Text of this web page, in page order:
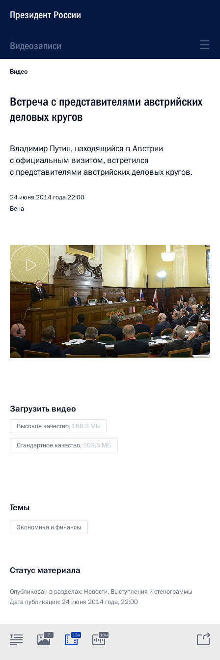
Президент России
Видеозаписи
Видео
Встреча с представителями австрийских
деловых кругов
Владимир Путин, находящийся в Австрии
с официальным визитом, встретился
с представителями австрийских деловых кругов.
24 июня 2014 года22:00
Вена
Загрузить видео
Высокое качество, 166.3 МБ
Стандартное качество, 103.5 МБ
Темы
Экономика и финансы
Статус материала
Опубликован в разделах: Новости, Выступления и стенограммы
Дата публикации:24 июня 2014 года, 22:00
7 13м 13м